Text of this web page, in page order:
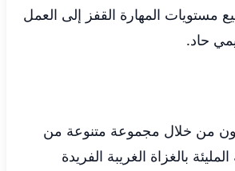
مستويات المهارة القفز إلى العمل
حاد.
من خلال مجموعة متنوعة من
بالغزاة الغريبة الفريدة